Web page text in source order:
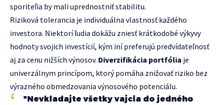
sporiteľia by mali uprednostniť stabilitu.
Riziková tolerancia je individuálna vlastnosť každého
investora. Niektorí ľudia dokážu zniesť krátkodobé výkyvy
hodnoty svojich investícií, kým iní preferujú predvídateľnosť
aj za cenu nižších výnosov. Diverzifikácia portfólia je
univerzálnym princípom, ktorý pomáha znižovať riziko bez
výrazného obmedzovania výnosového potenciálu.
"Nevkladajte všetky vajcia do jedného